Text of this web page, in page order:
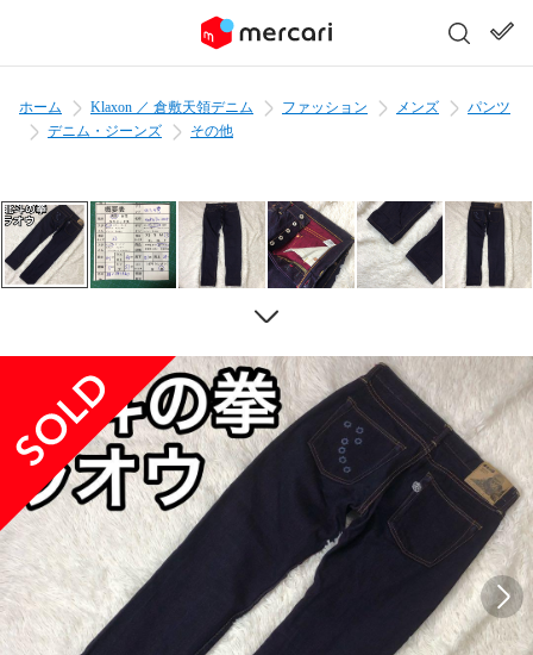
ホーム Klaxon ／ 倉敷天領デニム ファッション メンズ
パンツ
デニム・ジーンズ
その他